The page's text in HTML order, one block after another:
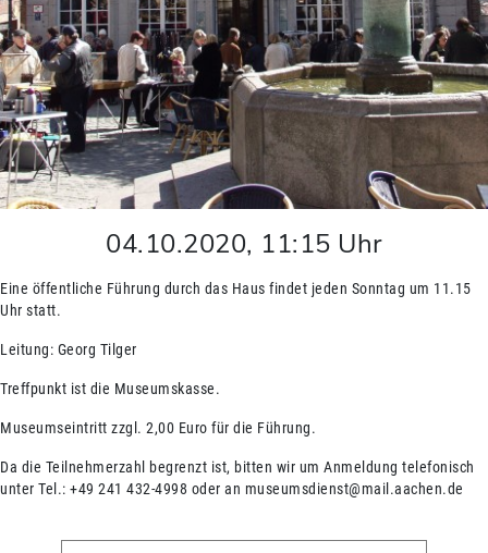
04.10.2020, 11:15 Uhr
Eine öffentliche Führung durch das Haus findet jeden Sonntag um 11.15
Uhr statt.
Leitung: Georg Tilger
Treffpunkt ist die Museumskasse.
Museumseintritt zzgl. 2,00 Euro für die Führung.
Da die Teilnehmerzahl begrenzt ist, bitten wir um Anmeldung telefonisch
unter Tel.: +49 241 432-4998 oder an museumsdienst@mail.aachen.de